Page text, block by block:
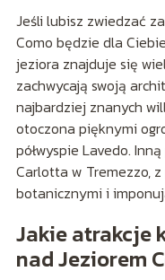
Jeśli lubisz zwiedzać
Como będzie dla
jeziora znajduje się
zachwycają swoją
najbardziej znanych
otoczona pięknymi
półwyspie Lavedo.
Carlotta w Tremezzo,
botanicznymi i
Jakie atrakcje
nad Jeziorem